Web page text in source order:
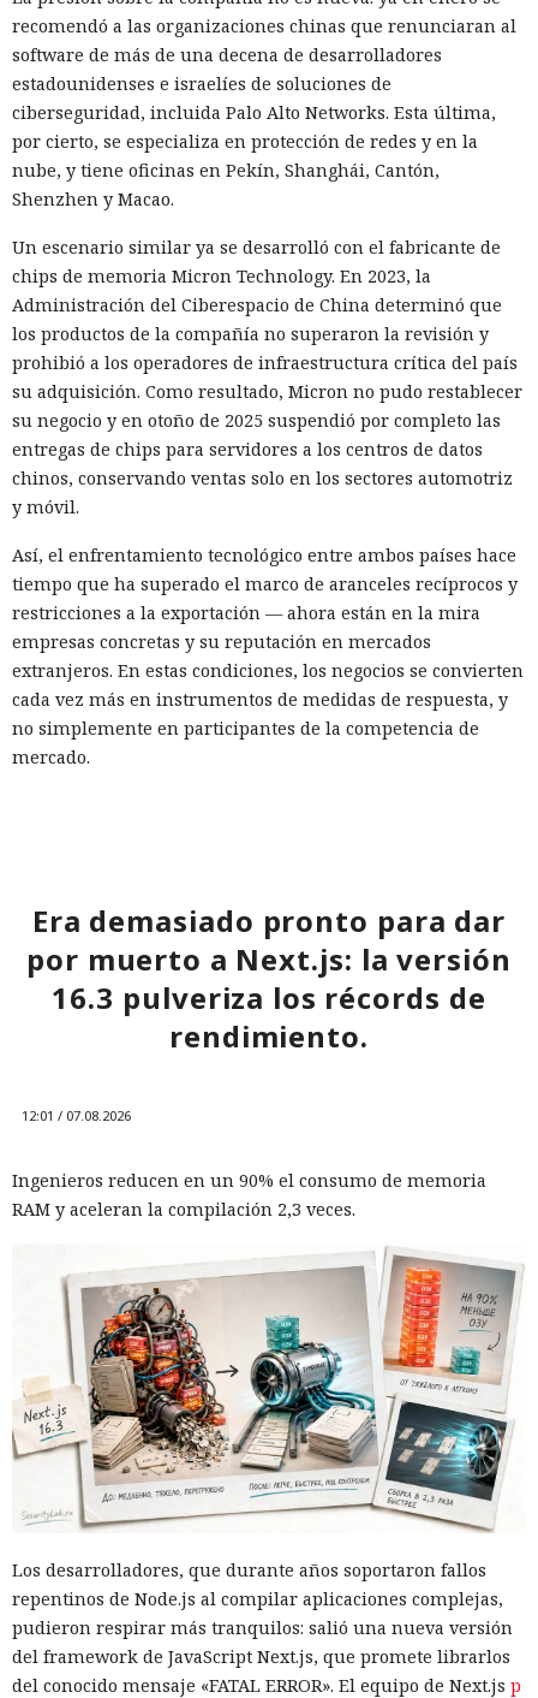
recomendó a las organizaciones chinas que renunciaran al
software de más de una decena de desarrolladores
estadounidenses e israelíes de soluciones de
ciberseguridad, incluida Palo Alto Networks. Esta última,
por cierto, se especializa en protección de redes y en la
nube, y tiene oficinas en Pekín, Shanghái, Cantón,
Shenzhen y Macao.
Un escenario similar ya se desarrolló con el fabricante de
chips de memoria Micron Technology. En 2023, la
Administración del Ciberespacio de China determinó que
los productos de la compañía no superaron la revisión y
prohibió a los operadores de infraestructura crítica del país
su adquisición. Como resultado, Micron no pudo restablecer
su negocio y en otoño de 2025 suspendió por completo las
entregas de chips para servidores a los centros de datos
chinos, conservando ventas solo en los sectores automotriz
y móvil.
Así, el enfrentamiento tecnológico entre ambos países hace
tiempo que ha superado el marco de aranceles recíprocos y
restricciones a la exportación — ahora están en la mira
empresas concretas y su reputación en mercados
extranjeros. En estas condiciones, los negocios se convierten
cada vez más en instrumentos de medidas de respuesta, y
no simplemente en participantes de la competencia de
mercado.
Era demasiado pronto para dar
por muerto a Next.js: la versión
16.3 pulveriza los récords de
rendimiento.
12:01 / 07.08.2026
Ingenieros reducen en un 90% el consumo de memoria
RAM y aceleran la compilación 2,3 veces.
Los desarrolladores, que durante años soportaron fallos
repentinos de Node.js al compilar aplicaciones complejas,
pudieron respirar más tranquilos: salió una nueva versión
del framework de JavaScript Next.js, que promete librarlos
del conocido mensaje «FATAL ERROR». El equipo de Next.js p